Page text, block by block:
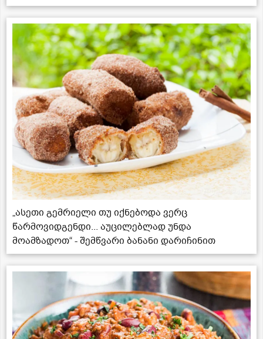
„ასეთი გემრიელი თუ იქნებოდა ვერც
წარმოვიდგენდი... აუცილებლად უნდა
მოამზადოთ“ - შემწვარი ბანანი დარიჩინით